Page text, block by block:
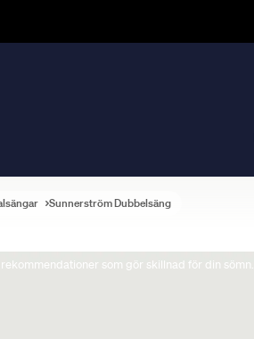
som gör skillnad för din sömn.
Sunnerström Dubbelsäng